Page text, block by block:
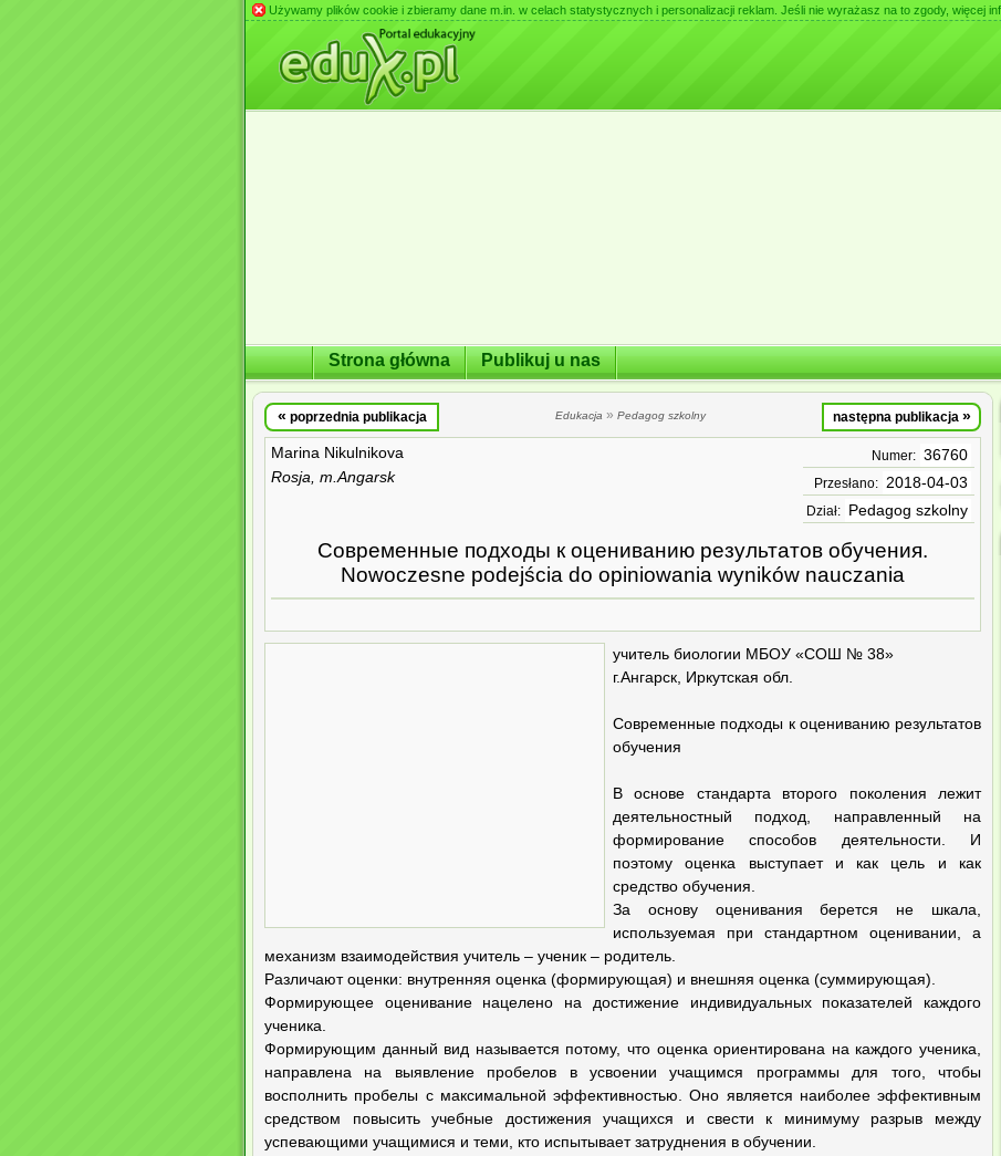
Używamy plików cookie i zbieramy dane m.in. w celach statystycznych i personalizacji reklam. Jeśli nie wyrażasz na to zgody, więcej
Strona główna Publikuj u nas
« poprzednia publikacja Edukacja » Pedagog szkolny następna publikacja »
Marina Nikulnikova
Rosja, m.Angarsk
Numer: 36760
Przesłano: 2018-04-03
Dział: Pedagog szkolny
Современные подходы к оцениванию результатов обучения.
Nowoczesne podejścia do opiniowania wyników nauczania
учитель биологии МБОУ «СОШ № 38»
г.Ангарск, Иркутская обл.
Современные подходы к оцениванию результатов
обучения
В основе стандарта второго поколения лежит
деятельностный подход, направленный на
формирование способов деятельности. И
поэтому оценка выступает и как цель и как
средство обучения.
За основу оценивания берется не шкала,
используемая при стандартном оценивании, а
механизм взаимодействия учитель – ученик – родитель.
Различают оценки: внутренняя оценка (формирующая) и внешняя оценка (суммирующая).
Формирующее оценивание нацелено на достижение индивидуальных показателей каждого
ученика.
Формирующим данный вид называется потому, что оценка ориентирована на каждого ученика,
направлена на выявление пробелов в усвоении учащимся программы для того, чтобы
восполнить пробелы с максимальной эффективностью. Оно является наиболее эффективным
средством повысить учебные достижения учащихся и свести к минимуму разрыв между
успевающими учащимися и теми, кто испытывает затруднения в обучении.